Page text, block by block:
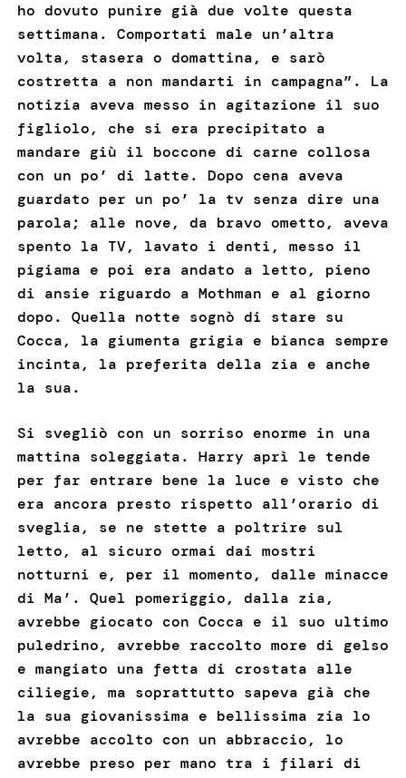
ho dovuto punire già due volte questa
settimana. Comportati male un’altra
volta, stasera o domattina, e sarò
costretta a non mandarti in campagna”. La
notizia aveva messo in agitazione il suo
figliolo, che si era precipitato a
mandare giù il boccone di carne collosa
con un po’ di latte. Dopo cena aveva
guardato per un po’ la tv senza dire una
parola; alle nove, da bravo ometto, aveva
spento la TV, lavato i denti, messo il
pigiama e poi era andato a letto, pieno
di ansie riguardo a Mothman e al giorno
dopo. Quella notte sognò di stare su
Cocca, la giumenta grigia e bianca sempre
incinta, la preferita della zia e anche
la sua.
Si svegliò con un sorriso enorme in una
mattina soleggiata. Harry aprì le tende
per far entrare bene la luce e visto che
era ancora presto rispetto all’orario di
sveglia, se ne stette a poltrire sul
letto, al sicuro ormai dai mostri
notturni e, per il momento, dalle minacce
di Ma’. Quel pomeriggio, dalla zia,
avrebbe giocato con Cocca e il suo ultimo
puledrino, avrebbe raccolto more di gelso
e mangiato una fetta di crostata alle
ciliegie, ma soprattutto sapeva già che
la sua giovanissima e bellissima zia lo
avrebbe accolto con un abbraccio, lo
avrebbe preso per mano tra i filari di